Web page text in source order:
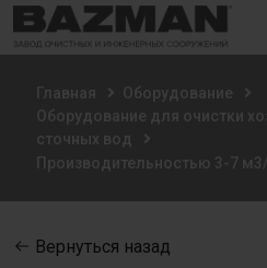
Главная
Оборудование
Оборудование для очистки
сточных вод
Производительностью 3-7
Вернуться назад